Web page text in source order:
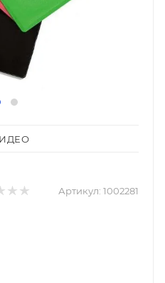
Артикул: 1002281